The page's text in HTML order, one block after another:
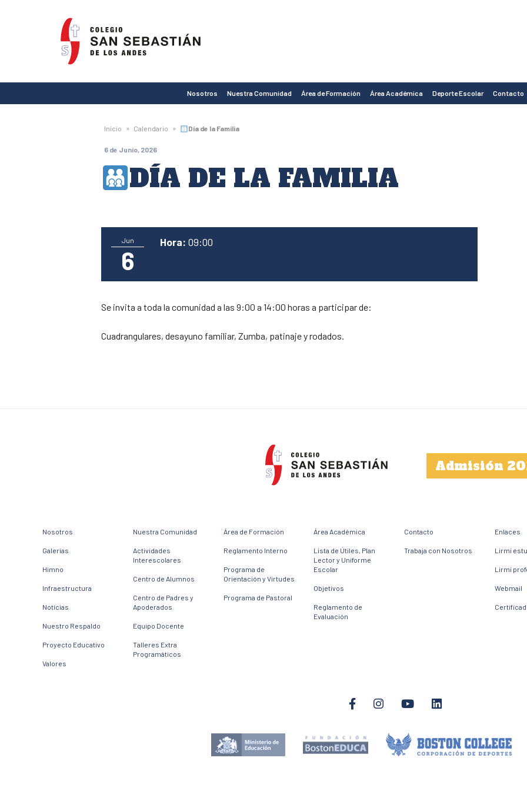
Colegio
San
Sebastián
de
Los
Andes
Nosotros Nuestra Comunidad Área de Formación Área Académica Deporte Escolar Contacto
Inicio » Calendario » Día de la Familia
6 de Junio, 2026
DÍA DE LA FAMILIA
Jun
6
Hora: 09:00
Se invita a toda la comunidad a las 9:00 a 14:00 horas a participar de:
Cuadrangulares, desayuno familiar, Zumba, patinaje y rodados.
Admisión
Nosotros
Galerías
Himno
Infraestructura
Noticias
Nuestro Respaldo
Proyecto Educativo
Valores
Nuestra Comunidad
Actividades
Interescolares
Centro de Alumnos
Centro de Padres y
Apoderados
Equipo Docente
Talleres Extra
Programáticos
Área de Formación
Reglamento Interno
Programa de
Orientación y Virtudes
Programa de Pastoral
Área Académica
Lista de Útiles, Plan
Lector y Uniforme
Escolar
Objetivos
Reglamento de
Evaluación
Contacto
Trabaja con Nosotros
Enlaces
Lirmi
Lirmi
Webmail